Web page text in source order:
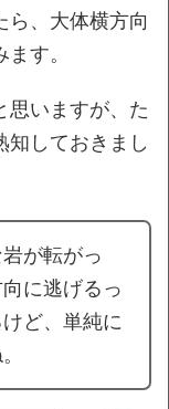
ら、大体横方向
す。
思いますが、た
知しておきまし
が転がっ
に逃げるっ
ど、単純に